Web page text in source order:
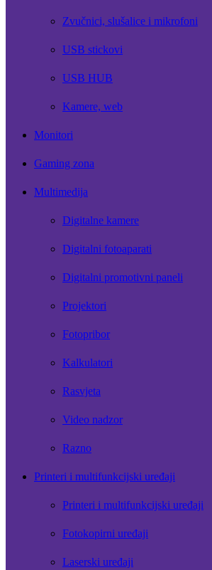
Zvučnici, slušalice i mikrofoni
USB stickovi
USB HUB
Kamere, web
Monitori
Gaming zona
Multimedija
Digitalne kamere
Digitalni fotoaparati
Digitalni promotivni paneli
Projektori
Fotopribor
Kalkulatori
Rasvjeta
Video nadzor
Razno
Printeri i multifunkcijski uređaji
Printeri i multifunkcijski uređaji
Fotokopirni uređaji
Laserski uređaji